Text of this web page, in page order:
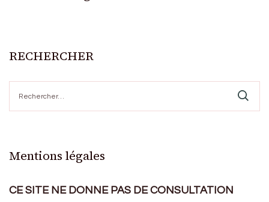
RECHERCHER
Mentions légales
CE SITE NE DONNE PAS DE CONSULTATION